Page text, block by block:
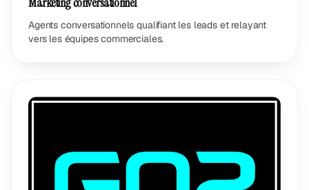
Agents conversationnels qualifiant les leads et relayant
vers les équipes commerciales.